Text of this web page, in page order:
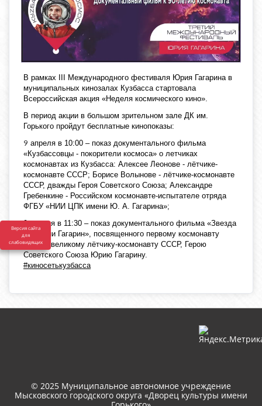
Версия сайта
для
слабовидящих
В рамках III Международного фестиваля Юрия Гагарина в
муниципальных кинозалах Кузбасса стартовала
Всероссийская акция «Неделя космического кино».
В период акции в большом зрительном зале ДК им.
Горького пройдут бесплатные кинопоказы:
9 апреля в 10:00 – показ документального фильма
«Кузбассовцы - покорители космоса» о летчиках
космонавтах из Кузбасса: Алексее Леонове - лётчике-
космонавте СССР; Борисе Волынове - лётчике-космонавте
СССР, дважды Героя Советского Союза; Александре
Гребенкине - Российском космонавте-испытателе отряда
ФГБУ «НИИ ЦПК имени Ю. А. Гагарина»;
9 апреля в 11:30 – показ документального фильма «Звезда
по имени Гагарин», посвященного первому космонавту
Земли, великому лётчику-космонавту СССР, Герою
Советского Союза Юрию Гагарину.
#киносетькузбасса
© 2025 Муниципальное автономное учреждение
Мысковского городского округа «Дворец культуры имени